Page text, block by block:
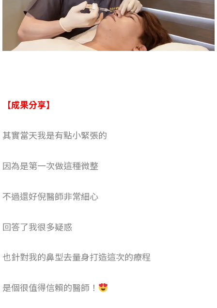
【成果分享】
其實當天我是有點小緊張的
因為是第一次做這種微整
不過還好倪醫師非常細心
回答了我很多疑惑
也針對我的鼻型去量身打造這次的療程
是個很值得信賴的醫師！